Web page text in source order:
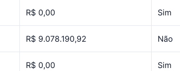
R$ 0,00 Sim
R$ 9.078.190,92 Não
R$ 0,00 Sim